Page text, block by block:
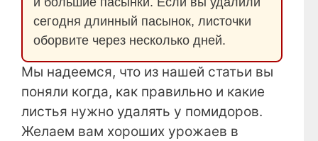
сегодня длинный пасынок, листочки
оборвите через несколько дней.
Мы надеемся, что из нашей статьи вы
поняли когда, как правильно и какие
листья нужно удалять у помидоров.
Желаем вам хороших урожаев в